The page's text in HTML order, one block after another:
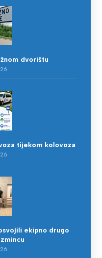
dvorištu
tijekom kolovoza
ekipno drugo